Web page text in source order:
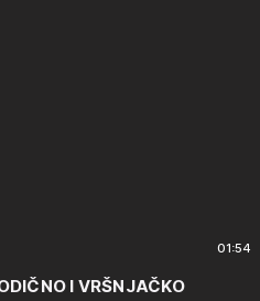
01:54
I VRŠNJAČKO